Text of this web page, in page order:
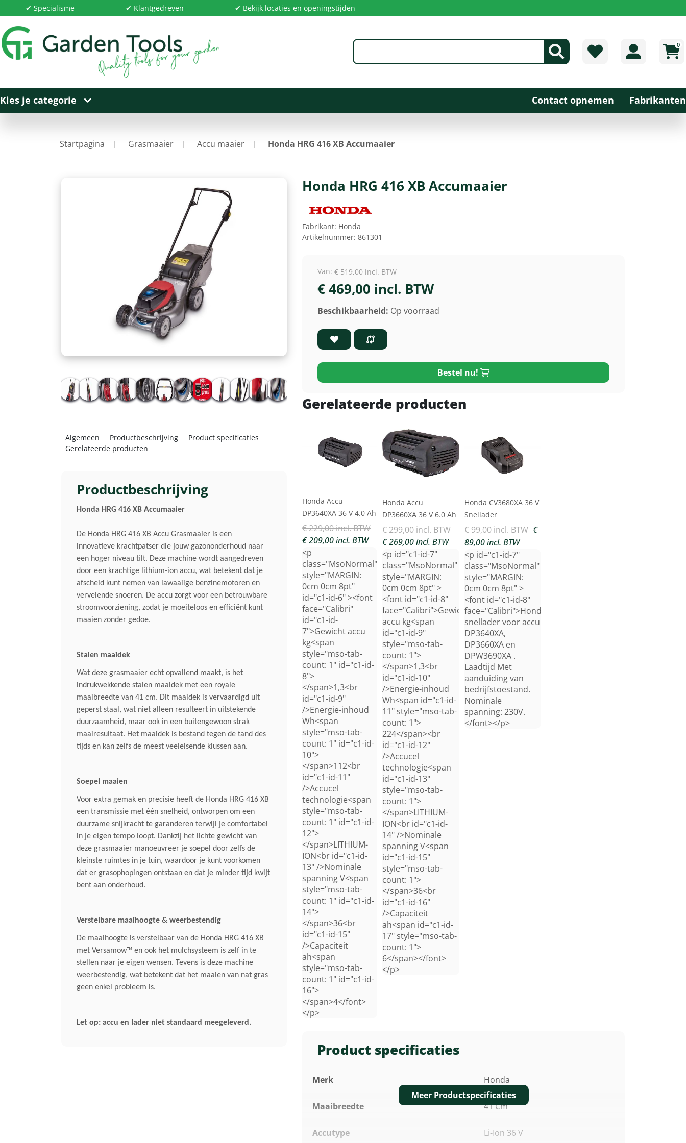
✔ Specialisme ✔ Klantgedreven ✔ Bekijk locaties en openingstijden
0
Kies je categorie Contact opnemen Fabrikanten
Startpagina Grasmaaier Accu maaier Honda HRG 416 XB Accumaaier
Productbeschrijving
Honda HRG 416 XB Accumaaier
De Honda HRG 416 XB Accu Grasmaaier is een
innovatieve krachtpatser die jouw gazononderhoud naar
een hoger niveau tilt. Deze machine wordt aangedreven
door een krachtige lithium-ion accu, wat betekent dat je
afscheid kunt nemen van lawaaiige benzinemotoren en
vervelende snoeren. De accu zorgt voor een betrouwbare
stroomvoorziening, zodat je moeiteloos en efficiënt kunt
maaien zonder gedoe.
Stalen maaidek
Wat deze grasmaaier echt opvallend maakt, is het
indrukwekkende stalen maaidek met een royale
maaibreedte van 41 cm. Dit maaidek is vervaardigd uit
geperst staal, wat niet alleen resulteert in uitstekende
duurzaamheid, maar ook in een buitengewoon strak
maairesultaat. Het maaidek is bestand tegen de tand des
tijds en kan zelfs de meest veeleisende klussen aan.
Soepel maaien
Voor extra gemak en precisie heeft de Honda HRG 416 XB
een transmissie met één snelheid, ontworpen om een
duurzame snijkracht te garanderen terwijl je comfortabel
in je eigen tempo loopt. Dankzij het lichte gewicht van
deze grasmaaier manoeuvreer je soepel door zelfs de
kleinste ruimtes in je tuin, waardoor je kunt voorkomen
dat er grasophopingen ontstaan en dat je minder tijd kwijt
bent aan onderhoud.
Verstelbare maaihoogte & weerbestendig
De maaihoogte is verstelbaar van de Honda HRG 416 XB
met Versamow™ en ook het mulchsysteem is zelf in te
stellen naar je eigen wensen. Tevens is deze machine
weerbestendig, wat betekent dat het maaien van nat gras
geen enkel probleem is.
Let op: accu en lader niet standaard meegeleverd.
Algemeen Productbeschrijving
Product specificaties
Gerelateerde producten
Honda HRG 416 XB Accumaaier
Fabrikant: Honda
Artikelnummer: 861301
Van: € 519,00 incl. BTW
€ 469,00 incl. BTW
Beschikbaarheid: Op voorraad
Bestel nu!
Gerelateerde producten
Honda Accu
DP3640XA 36 V 4.0 Ah
€ 229,00 incl. BTW
€ 209,00 incl. BTW
<p
class="MsoNormal"
style="MARGIN:
0cm 0cm 8pt"
id="c1-id-6" ><font
face="Calibri"
id="c1-id-
7">Gewicht accu
kg<span
style="mso-tab-
count: 1" id="c1-id-
8">
</span>1,3<br
id="c1-id-9"
/>Energie-inhoud
Wh<span
style="mso-tab-
count: 1" id="c1-id-
10">
</span>112<br
id="c1-id-11"
/>Accucel
technologie<span
style="mso-tab-
count: 1" id="c1-id-
12">
</span>LITHIUM-
ION<br id="c1-id-
13" />Nominale
spanning V<span
style="mso-tab-
count: 1" id="c1-id-
14">
</span>36<br
id="c1-id-15"
/>Capaciteit
ah<span
style="mso-tab-
count: 1" id="c1-id-
16">
</span>4</font>
</p>
Honda Accu
DP3660XA 36 V 6.0 Ah
€ 299,00 incl. BTW
€ 269,00 incl. BTW
<p id="c1-id-7"
class="MsoNormal"
style="MARGIN:
0cm 0cm 8pt" >
<font id="c1-id-8"
face="Calibri">Gewicht
accu kg<span
id="c1-id-9"
style="mso-tab-
count: 1">
</span>1,3<br
id="c1-id-10"
/>Energie-inhoud
Wh<span id="c1-id-
11" style="mso-tab-
count: 1">
224</span><br
id="c1-id-12"
/>Accucel
technologie<span
id="c1-id-13"
style="mso-tab-
count: 1">
</span>LITHIUM-
ION<br id="c1-id-
14" />Nominale
spanning V<span
id="c1-id-15"
style="mso-tab-
count: 1">
</span>36<br
id="c1-id-16"
/>Capaciteit
ah<span id="c1-id-
17" style="mso-tab-
count: 1">
6</span></font>
</p>
Honda CV3680XA 36 V
Snellader
€ 99,00 incl. BTW €
89,00 incl. BTW
<p id="c1-id-7"
class="MsoNormal"
style="MARGIN:
0cm 0cm 8pt" >
<font id="c1-id-8"
face="Calibri">Honda
snellader voor accu
DP3640XA,
DP3660XA en
DPW3690XA .
Laadtijd Met
aanduiding van
bedrijfstoestand.
Nominale
spanning: 230V.
</font></p>
Product specificaties
Merk Honda
Maaibreedte 41 Cm
Accutype Li-Ion 36 V
Meer Productspecificaties